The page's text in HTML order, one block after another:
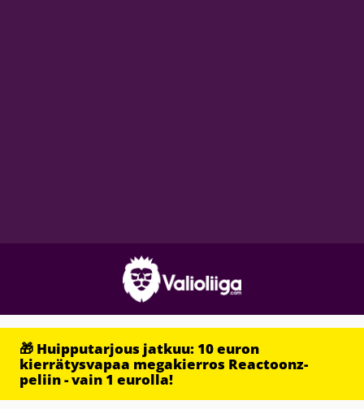
🎁 Huipputarjous jatkuu: 10 euron
kierrätysvapaa megakierros Reactoonz-
peliin - vain 1 eurolla!